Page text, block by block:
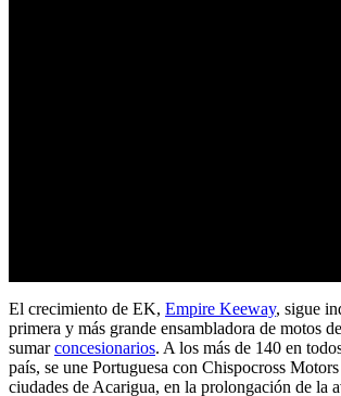
El crecimiento de EK, Empire Keeway, sigue
primera y más grande ensambladora de motos
sumarconcesionarios. A los más de 140 en
país, se une Portuguesa con Chispocross
ciudades de Acarigua, en la prolongación de la